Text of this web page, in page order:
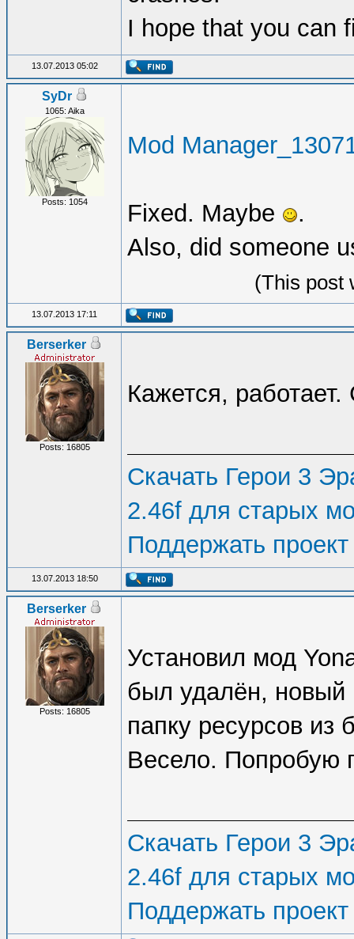
I hope that you can
13.07.2013 05:02
SyDr
1065: Aika
Posts: 1054
Mod
Fixed. Maybe
.
Also, did someone
(This post
13.07.2013 17:11
Berserker
Posts: 16805
Кажется,
Скачать Герои 3
2.46f для старых
Поддержать проект
13.07.2013 18:50
Berserker
Posts: 16805
Установил мод
был удалён, новый
папку ресурсов из
Весело. Попробую
Скачать Герои 3
2.46f для старых
Поддержать проект